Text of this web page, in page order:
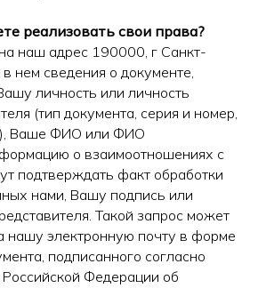
реализовать свои права?
на наш адрес 190000, г Санкт-
нем сведения о документе,
личность или личность
(тип документа, серия и номер,
Ваше ФИО или ФИО
о взаимоотношениях с
подтверждать факт обработки
нами, Вашу подпись или
Такой запрос может
нашу электронную почту в форме
подписанного согласно
Российской Федерации об